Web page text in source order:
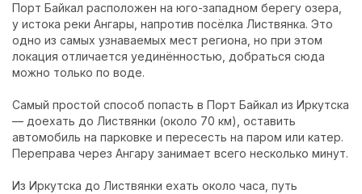
Порт Байкал расположен на юго-западном берегу озера,
у истока реки Ангары, напротив посёлка Листвянка. Это
одно из самых узнаваемых мест региона, но при этом
локация отличается уединённостью, добраться сюда
можно только по воде.
Самый простой способ попасть в Порт Байкал из Иркутска
— доехать до Листвянки (около 70 км), оставить
автомобиль на парковке и пересесть на паром или катер.
Переправа через Ангару занимает всего несколько минут.
Из Иркутска до Листвянки ехать около часа, путь